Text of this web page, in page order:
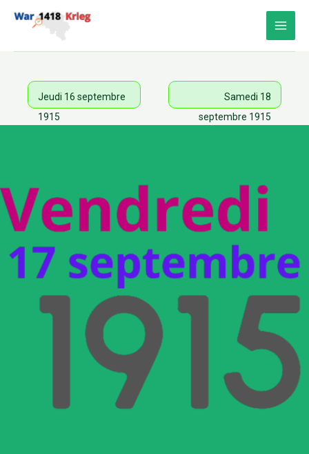
Jeudi 16 septembre
1915
Samedi 18
septembre 1915